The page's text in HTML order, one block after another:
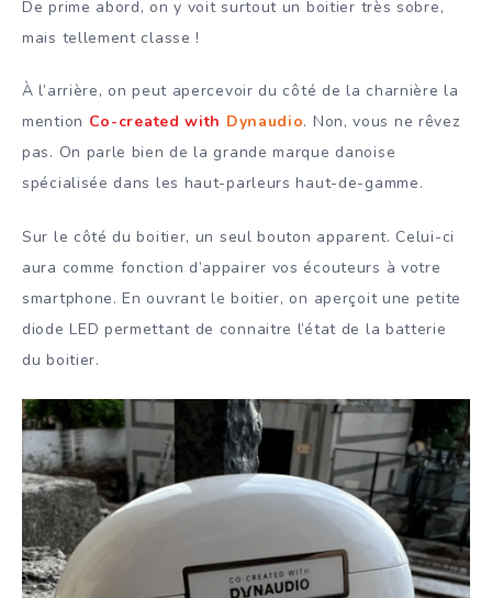
De prime abord, on y voit surtout un boitier très sobre,
mais tellement classe !
À l’arrière, on peut apercevoir du côté de la charnière la
mention Co-created with Dynaudio. Non, vous ne rêvez
pas. On parle bien de la grande marque danoise
spécialisée dans les haut-parleurs haut-de-gamme.
Sur le côté du boitier, un seul bouton apparent. Celui-ci
aura comme fonction d’appairer vos écouteurs à votre
smartphone. En ouvrant le boitier, on aperçoit une petite
diode LED permettant de connaitre l’état de la batterie
du boitier.